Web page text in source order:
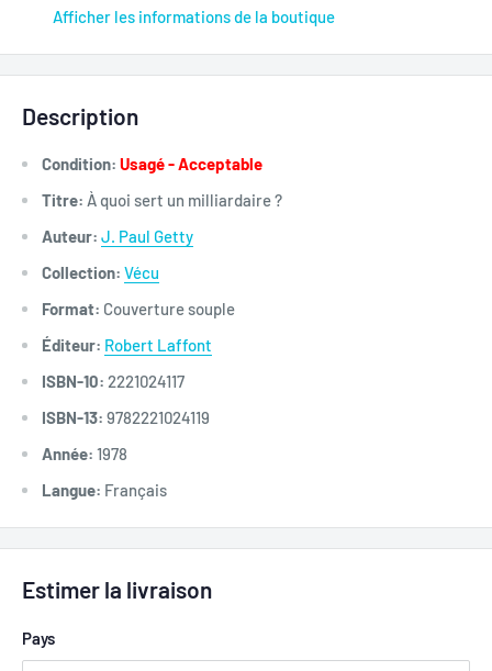
Afficher les informations de la boutique
Description
Condition: Usagé - Acceptable
Titre: À quoi sert un milliardaire ?
Auteur: J. Paul Getty
Collection: Vécu
Format: Couverture souple
Éditeur: Robert Laffont
ISBN-10: 2221024117
ISBN-13: 9782221024119
Année: 1978
Langue: Français
Estimer la livraison
Pays